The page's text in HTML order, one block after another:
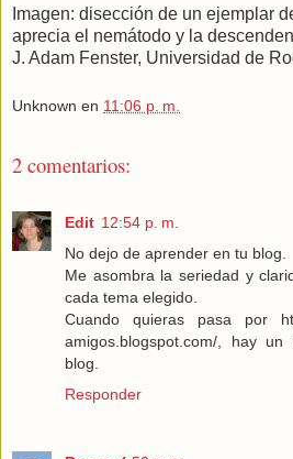
Imagen: disección de un ejemplar
aprecia el nemátodo y la
J. Adam Fenster, Universidad de
Unknown en 11:06 p. m.
2 comentarios:
Edit 12:54 p. m.
No dejo de aprender en tu blog.
Me asombra la seriedad y
cada tema elegido.
Cuando quieras pasa por
amigos.blogspot.com/, hay
blog.
Responder